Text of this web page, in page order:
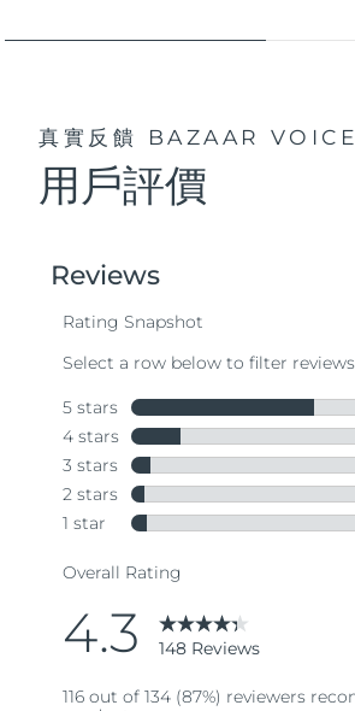
真實反饋 BAZAAR VOICE
用戶評價